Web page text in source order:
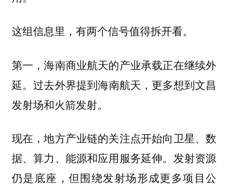
这组信息里，有两个信号值得拆开看。
第一，海南商业航天的产业承载正在继续外
延。过去外界提到海南航天，更多想到文昌
发射场和火箭发射。
现在，地方产业链的关注点开始向卫星、数
据、算力、能源和应用服务延伸。发射资源
仍是底座，但围绕发射场形成更多项目公